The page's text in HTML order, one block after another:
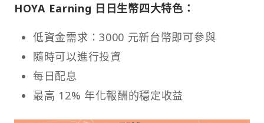
HOYA Earning 日日生幣四大特色：
低資金需求：3000 元新台幣即可參與
隨時可以進行投資
每日配息
最高 12% 年化報酬的穩定收益